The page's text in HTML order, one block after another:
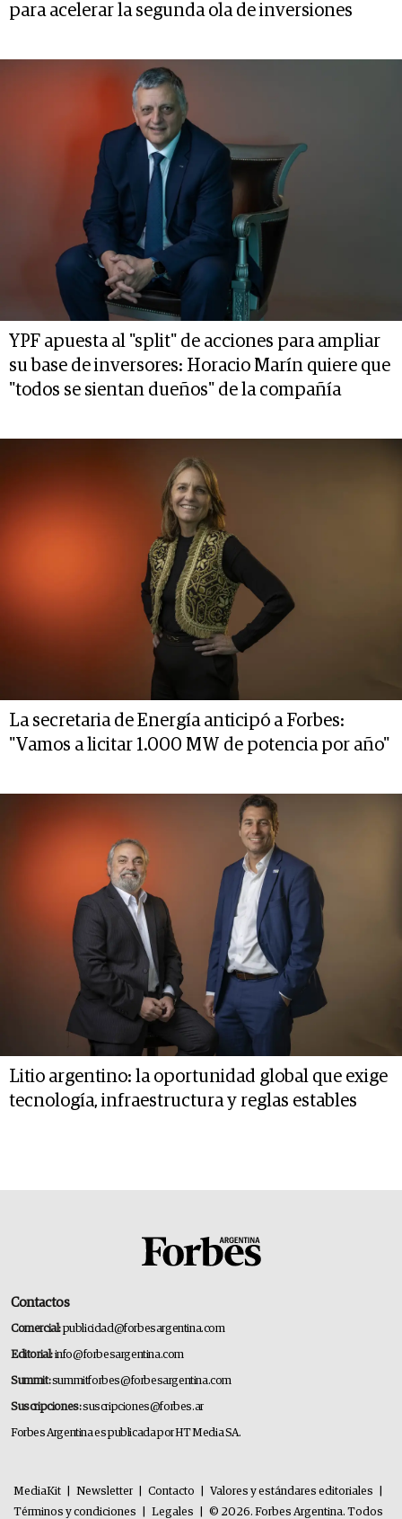
para acelerar la segunda ola de inversiones
YPF apuesta al "split" de acciones para ampliar
su base de inversores: Horacio Marín quiere que
"todos se sientan dueños" de la compañía
La secretaria de Energía anticipó a Forbes:
"Vamos a licitar 1.000 MW de potencia por año"
Litio argentino: la oportunidad global que exige
tecnología, infraestructura y reglas estables
Contactos
Comercial:publicidad@forbesargentina.com
Editorial:info@forbesargentina.com
Summit:summitforbes@forbesargentina.com
Suscripciones:suscripciones@forbes.ar
Forbes Argentina es publicada por HT Media SA.
MediaKit Newsletter Contacto Valores y estándares editoriales
Términos y condiciones
Legales © 2026. Forbes Argentina. Todos